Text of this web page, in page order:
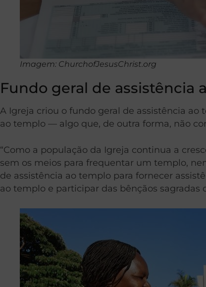
Imagem: ChurchofJesusChrist.org
Fundo geral de assistência
A Igreja criou o fundo geral de assistência
ao templo — algo que, de outra forma, não
“Como a população da Igreja continua a
sem os meios para frequentar um templo,
de assistência ao templo para fornecer
ao templo e participar das bênçãos sagradas